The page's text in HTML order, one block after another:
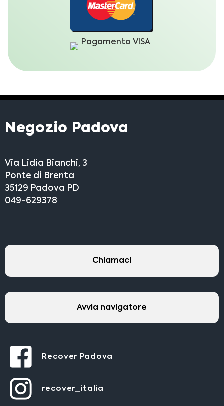
Negozio Padova
Via Lidia Bianchi, 3
Ponte di Brenta
35129 Padova PD
049-629378
Chiamaci
Avvia navigatore
Recover Padova
recover_italia